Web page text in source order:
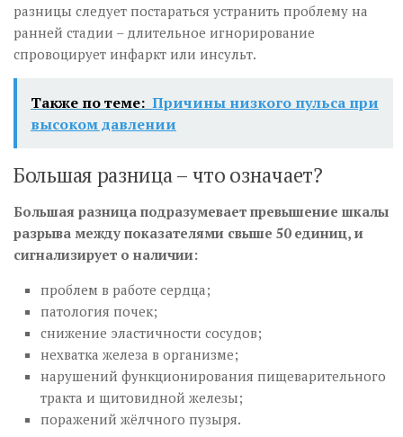
разницы следует постараться устранить проблему на
ранней стадии – длительное игнорирование
спровоцирует инфаркт или инсульт.
Также по теме: Причины низкого пульса при
высоком давлении
Большая разница – что означает?
Большая разница подразумевает превышение шкалы
разрыва между показателями свыше 50 единиц, и
сигнализирует о наличии:
проблем в работе сердца;
патология почек;
снижение эластичности сосудов;
нехватка железа в организме;
нарушений функционирования пищеварительного
тракта и щитовидной железы;
поражений жёлчного пузыря.